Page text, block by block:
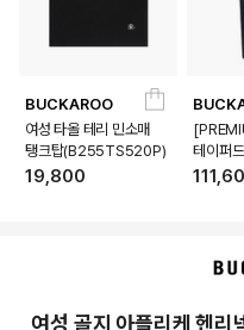
BUCKAROO
여성 타올 테리 민소매
탱크탑(B255TS520P)
19,800
테이퍼
여성 골지 아플리케 헨